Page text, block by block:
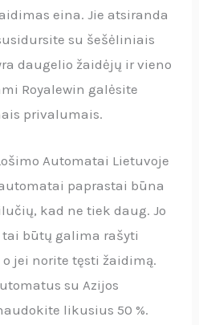
eina. Jie atsiranda
su šešėliniais
daugelio žaidėjų ir vieno
Royalewin galėsite
privalumais.
Automatai Lietuvoje
paprastai būna
kad ne tiek daug. Jo
būtų galima rašyti
jei norite tęsti žaidimą.
su Azijos
likusius 50 %.